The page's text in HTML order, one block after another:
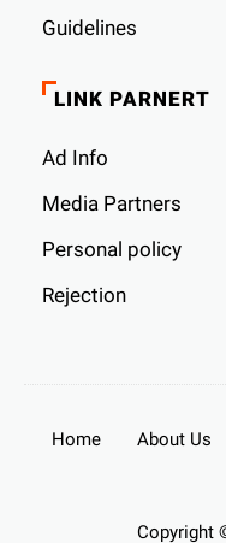
Guidelines
LINK PARNERT
Ad Info
Media Partners
Personal policy
Rejection
Home About Us
Copyright